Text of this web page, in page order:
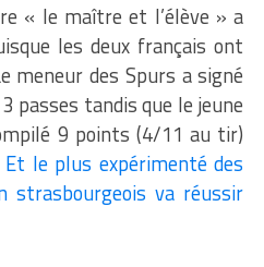
« le maître et l’élève » a
les deux français ont
meneur des Spurs a signé
passes tandis que le jeune
9 points (4/11 au tir)
Et le plus expérimenté des
strasbourgeois va réussir